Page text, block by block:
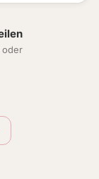
oder